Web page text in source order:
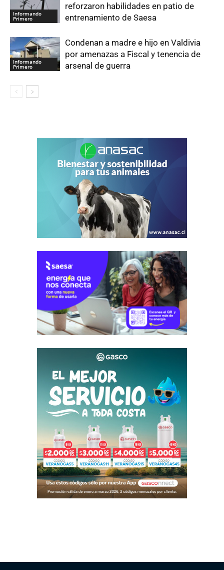
Informando
Primero
reforzaron habilidades en patio de
entrenamiento de Saesa
Informando
Primero
Condenan a madre e hijo en Valdivia
por amenazas a Fiscal y tenencia de
arsenal de guerra